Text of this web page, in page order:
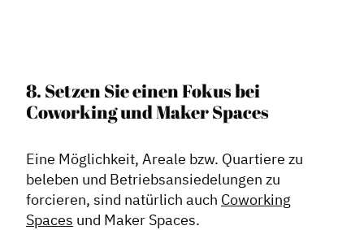
8. Setzen Sie einen Fokus bei
Coworking und Maker Spaces
Eine Möglichkeit, Areale bzw. Quartiere zu
beleben und Betriebsansiedelungen zu
forcieren, sind natürlich auch Coworking
Spaces und Maker Spaces.